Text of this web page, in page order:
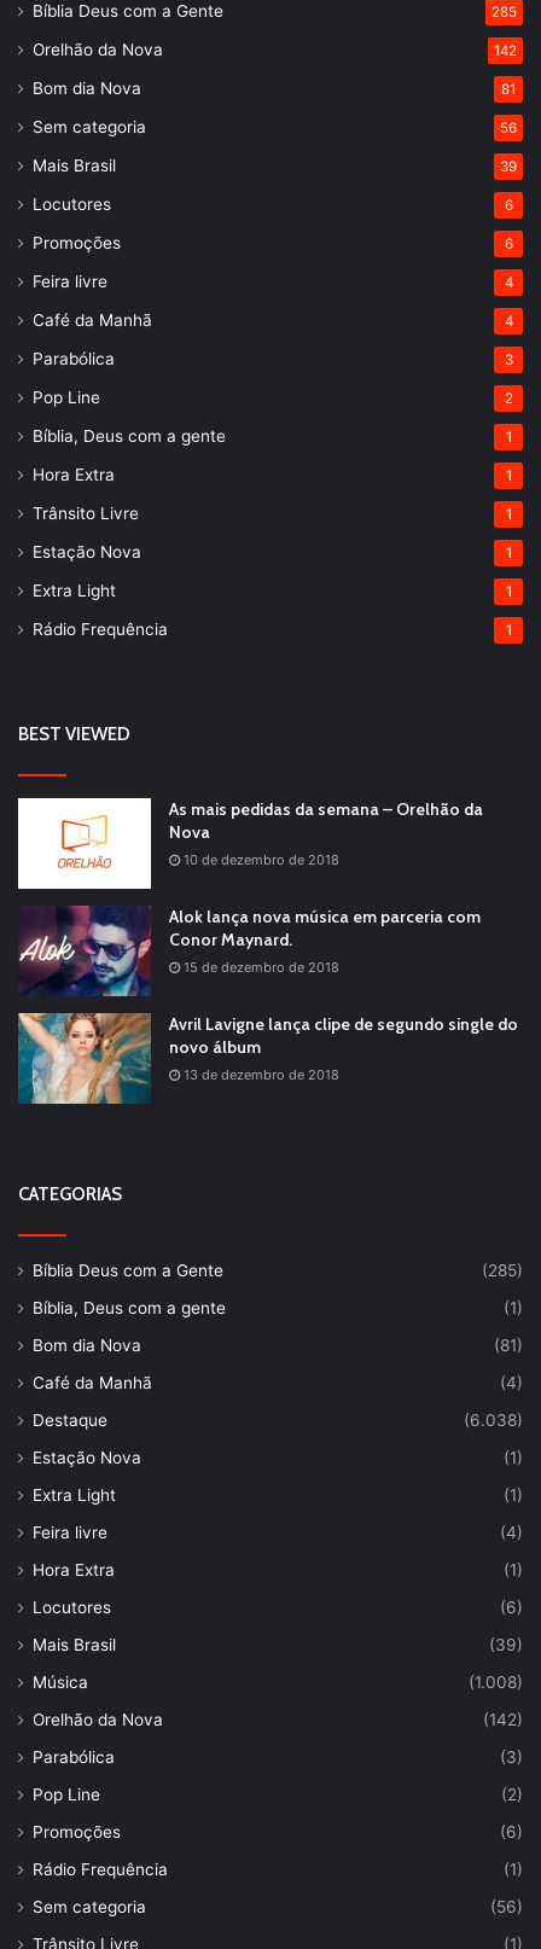
Bíblia Deus com a Gente 285
Orelhão da Nova 142
Bom dia Nova 81
Sem categoria 56
Mais Brasil 39
Locutores 6
Promoções 6
Feira livre 4
Café da Manhã 4
Parabólica 3
Pop Line 2
Bíblia, Deus com a gente 1
Hora Extra 1
Trânsito Livre 1
Estação Nova 1
Extra Light 1
Rádio Frequência 1
BEST VIEWED
As mais pedidas da semana – Orelhão da
Nova
10 de dezembro de 2018
Alok lança nova música em parceria com
Conor Maynard.
15 de dezembro de 2018
Avril Lavigne lança clipe de segundo single do
novo álbum
13 de dezembro de 2018
CATEGORIAS
Bíblia Deus com a Gente
(285)
Bíblia, Deus com a gente
(1)
Bom dia Nova
(81)
Café da Manhã
(4)
Destaque
(6.038)
Estação Nova
(1)
Extra Light
(1)
Feira livre
(4)
Hora Extra
(1)
Locutores
(6)
Mais Brasil
(39)
Música
(1.008)
Orelhão da Nova
(142)
Parabólica
(3)
Pop Line
(2)
Promoções
(6)
Rádio Frequência
(1)
Sem categoria
(56)
Trânsito Livre
(1)